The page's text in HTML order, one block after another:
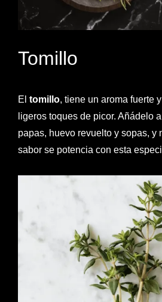
Tomillo
El tomillo, tiene un aroma fuerte
ligeros toques de picor. Añádelo
papas, huevo revuelto y sopas, y
sabor se potencia con esta